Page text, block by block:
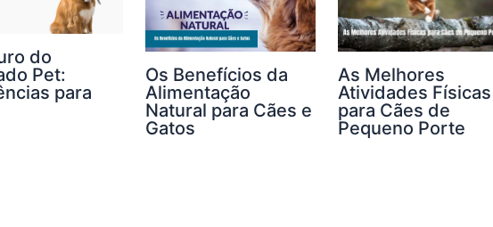
do
Pet:
para
Os Benefícios da
Alimentação
Natural para Cães e
Gatos
As Melhores
Atividades Físicas
para Cães de
Pequeno Porte